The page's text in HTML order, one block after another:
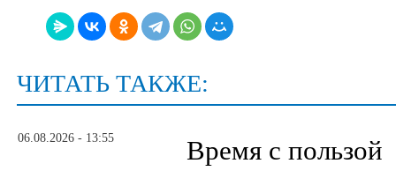
ЧИТАТЬ ТАКЖЕ:
06.08.2026 - 13:55 Время с пользой